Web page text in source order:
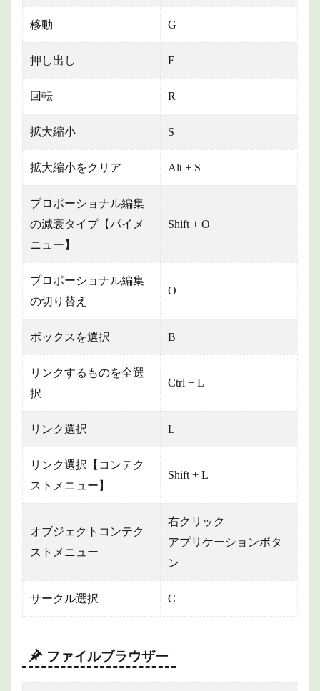
移動 G
押し出し E
回転 R
拡大縮小 S
拡大縮小をクリア Alt + S
プロポーショナル編集
の減衰タイプ【パイメ
ニュー】
Shift + O
プロポーショナル編集
の切り替え
O
ボックスを選択 B
リンクするものを全選
択
Ctrl + L
リンク選択 L
リンク選択【コンテク
ストメニュー】
Shift + L
オブジェクトコンテク
ストメニュー
右クリック
アプリケーションボタ
ン
サークル選択 C
ファイルブラウザー